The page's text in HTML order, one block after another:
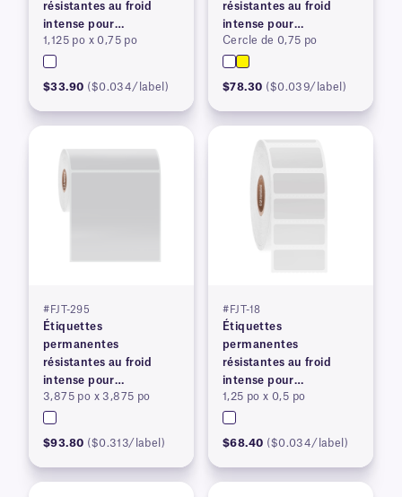
résistantes au froid
intense pour
imprimantes à transfert
thermique
1,125 po x 0,75 po
$33.90 ($0.034/label)
résistantes au froid
intense pour
imprimantes à transfert
thermique
Cercle de 0,75 po
$78.30 ($0.039/label)
#FJT-295
Étiquettes
permanentes
résistantes au froid
intense pour
imprimantes à transfert
thermique
3,875 po x 3,875 po
$93.80 ($0.313/label)
#FJT-18
Étiquettes
permanentes
résistantes au froid
intense pour
imprimantes à transfert
thermique
1,25 po x 0,5 po
$68.40 ($0.034/label)